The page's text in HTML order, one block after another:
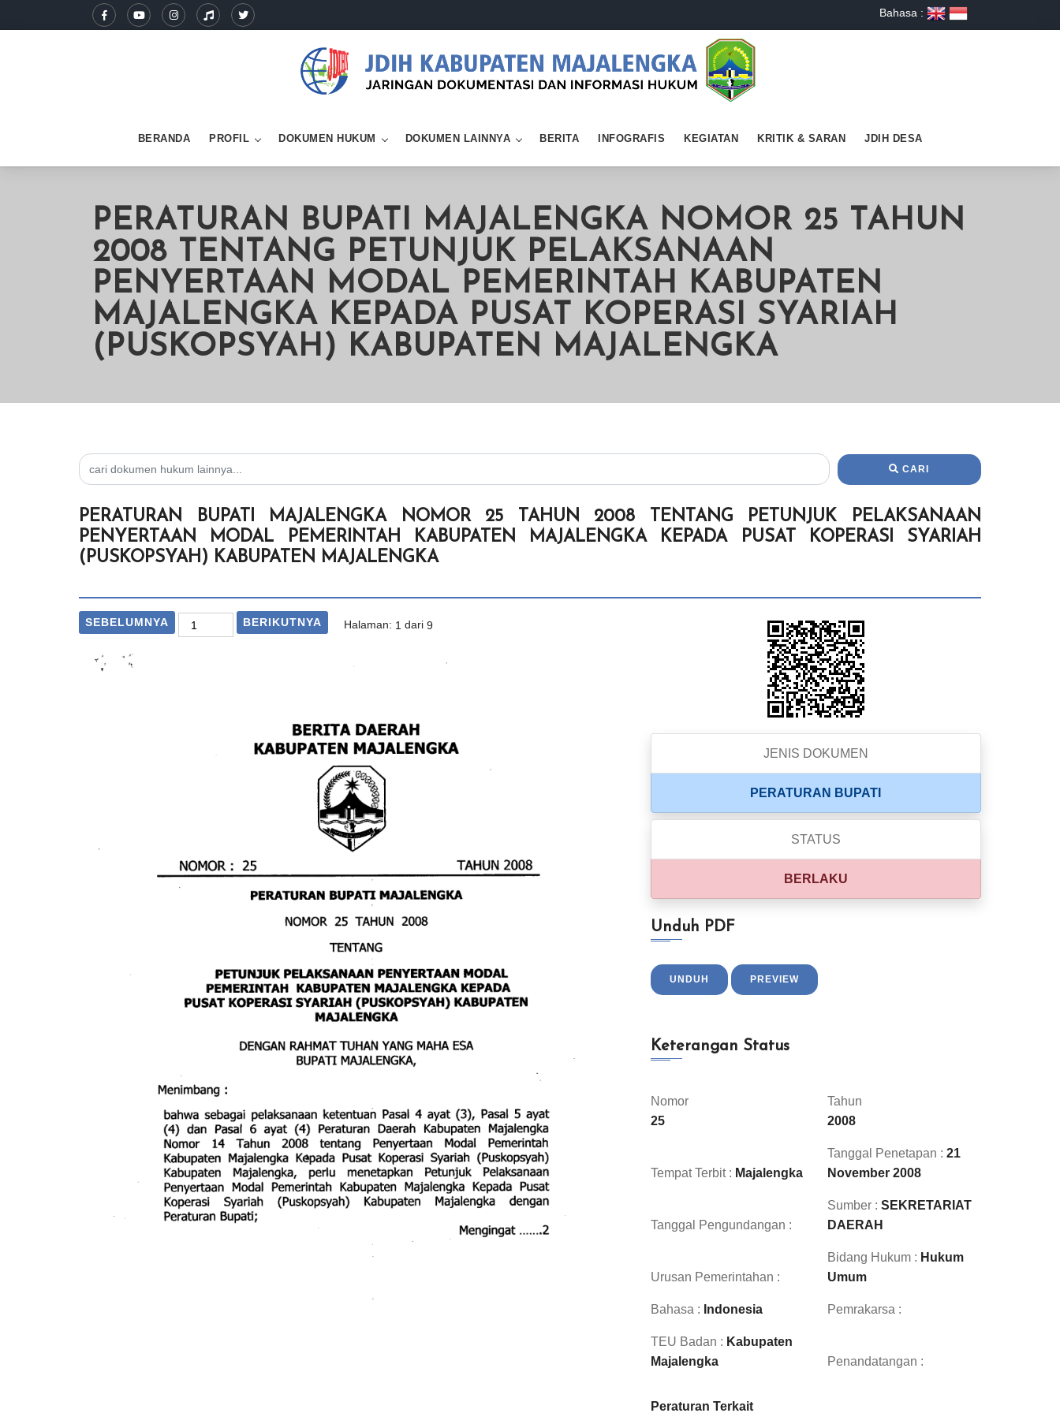
Bahasa :
BERANDA PROFIL DOKUMEN HUKUM DOKUMEN LAINNYA BERITA INFOGRAFIS KEGIATAN KRITIK & SARAN JDIH DESA
PERATURAN BUPATI MAJALENGKA NOMOR 25 TAHUN
2008 TENTANG PETUNJUK PELAKSANAAN
PENYERTAAN MODAL PEMERINTAH KABUPATEN
MAJALENGKA KEPADA PUSAT KOPERASI SYARIAH
(PUSKOPSYAH) KABUPATEN MAJALENGKA
CARI
PERATURAN BUPATI MAJALENGKA NOMOR 25 TAHUN 2008 TENTANG PETUNJUK PELAKSANAAN
PENYERTAAN MODAL PEMERINTAH KABUPATEN MAJALENGKA KEPADA PUSAT KOPERASI SYARIAH
(PUSKOPSYAH) KABUPATEN MAJALENGKA
SEBELUMNYA BERIKUTNYA Halaman: 1 dari 9
JENIS DOKUMEN
PERATURAN BUPATI
STATUS
BERLAKU
Unduh PDF
UNDUH PREVIEW
Keterangan Status
Nomor
25
Tahun
2008
Tempat Terbit : Majalengka
Tanggal Penetapan :21
November 2008
Tanggal Pengundangan :
Sumber :SEKRETARIAT
DAERAH
Urusan Pemerintahan :
Bidang Hukum : Hukum
Umum
Bahasa : Indonesia Pemrakarsa :
TEU Badan : Kabupaten
Majalengka
Penandatangan :
Peraturan Terkait